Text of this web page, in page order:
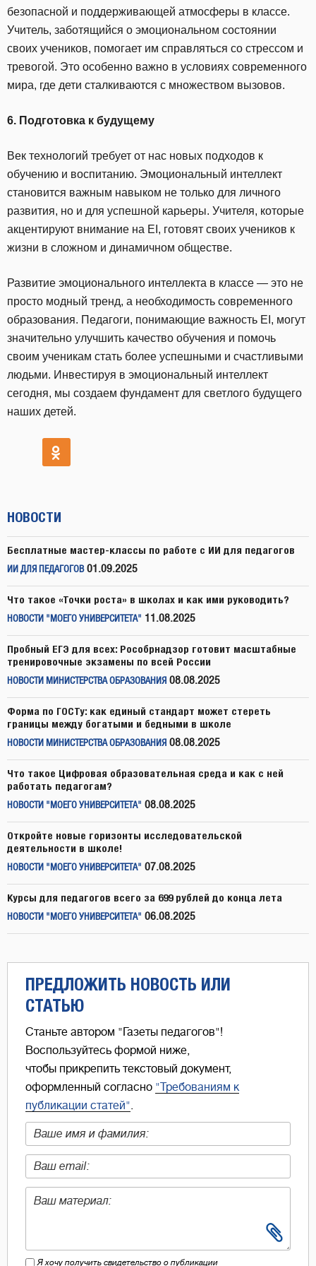
безопасной и поддерживающей атмосферы в классе.
Учитель, заботящийся о эмоциональном состоянии
своих учеников, помогает им справляться со стрессом и
тревогой. Это особенно важно в условиях современного
мира, где дети сталкиваются с множеством вызовов.
6. Подготовка к будущему
Век технологий требует от нас новых подходов к
обучению и воспитанию. Эмоциональный интеллект
становится важным навыком не только для личного
развития, но и для успешной карьеры. Учителя, которые
акцентируют внимание на EI, готовят своих учеников к
жизни в сложном и динамичном обществе.
Развитие эмоционального интеллекта в классе — это не
просто модный тренд, а необходимость современного
образования. Педагоги, понимающие важность EI, могут
значительно улучшить качество обучения и помочь
своим ученикам стать более успешными и счастливыми
людьми. Инвестируя в эмоциональный интеллект
сегодня, мы создаем фундамент для светлого будущего
наших детей.
НОВОСТИ
Бесплатные мастер-классы по работе с ИИ для педагогов
ИИ ДЛЯ ПЕДАГОГОВ 01.09.2025
Что такое «Точки роста» в школах и как ими руководить?
НОВОСТИ "МОЕГО УНИВЕРСИТЕТА" 11.08.2025
Пробный ЕГЭ для всех: Рособрнадзор готовит масштабные
тренировочные экзамены по всей России
НОВОСТИ МИНИСТЕРСТВА ОБРАЗОВАНИЯ 08.08.2025
Форма по ГОСТу: как единый стандарт может стереть
границы между богатыми и бедными в школе
НОВОСТИ МИНИСТЕРСТВА ОБРАЗОВАНИЯ 08.08.2025
Что такое Цифровая образовательная среда и как с ней
работать педагогам?
НОВОСТИ "МОЕГО УНИВЕРСИТЕТА" 08.08.2025
Откройте новые горизонты исследовательской
деятельности в школе!
НОВОСТИ "МОЕГО УНИВЕРСИТЕТА" 07.08.2025
Курсы для педагогов всего за 699 рублей до конца лета
НОВОСТИ "МОЕГО УНИВЕРСИТЕТА" 06.08.2025
ПРЕДЛОЖИТЬ НОВОСТЬ ИЛИ
СТАТЬЮ
Станьте автором "Газеты педагогов"!
Воспользуйтесь формой ниже,
чтобы прикрепить текстовый документ,
оформленный согласно "Требованиям к
публикации статей".
Я хочу получить свидетельство о публикации